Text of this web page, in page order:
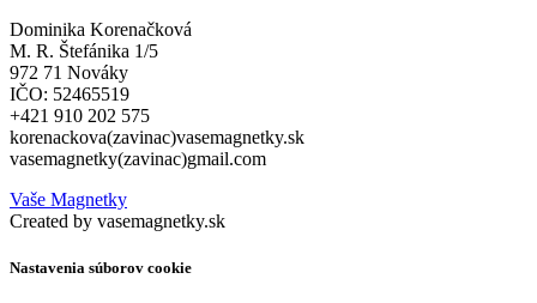
Dominika Korenačková
M. R. Štefánika 1/5
972 71 Nováky
IČO: 52465519
+421 910 202 575
korenackova(zavinac)vasemagnetky.sk
vasemagnetky(zavinac)gmail.com
Vaše Magnetky
Created by vasemagnetky.sk
Nastavenia súborov cookie